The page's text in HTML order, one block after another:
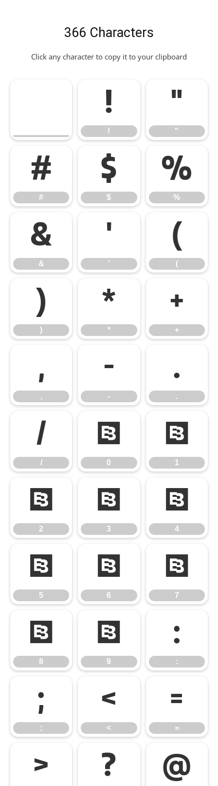
366 Characters
Click any character to copy it to your clipboard
!
!
"
"
#
#
$
$
%
%
&
&
'
'
(
(
)
)
*
*
+
+
,
,
-
-
.
.
/
/
0
0
1
1
2
2
3
3
4
4
5
5
6
6
7
7
8
8
9
9
:
:
;
;
<
<
=
=
> ? @